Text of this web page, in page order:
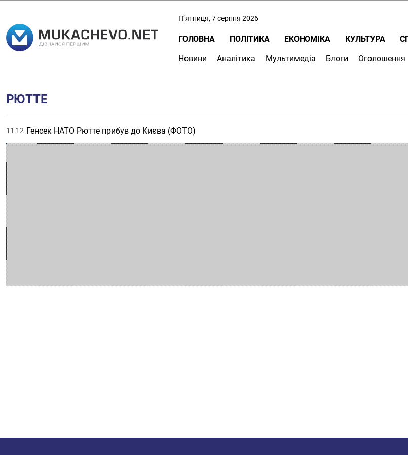
П’ятниця, 7 серпня 2026
ГОЛОВНА ПОЛІТИКА ЕКОНОМІКА КУЛЬТУРА
Новини Аналітика Мультимедіа Блоги Оголошення
РЮТТЕ
11:12 Генсек НАТО Рютте прибув до Києва (ФОТО)